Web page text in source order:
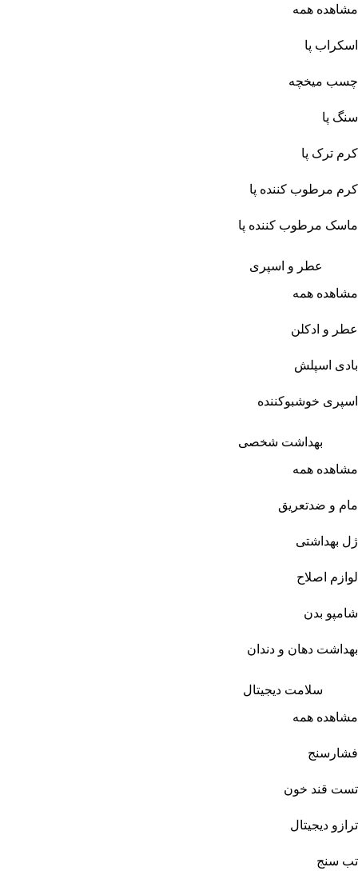
مشاهده همه
اسکراب پا
چسب میخچه
سنگ پا
کرم ترک پا
کرم مرطوب کننده پا
ماسک مرطوب کننده پا
عطر و اسپری
مشاهده همه
عطر و ادکلن
بادی اسپلش
اسپری خوشبوکننده
بهداشت شخصی
مشاهده همه
مام و ضدتعریق
ژل بهداشتی
لوازم اصلاح
شامپو بدن
بهداشت دهان و دندان
سلامت دیجیتال
مشاهده همه
فشارسنج
تست قند خون
ترازو دیجیتال
تب سنج